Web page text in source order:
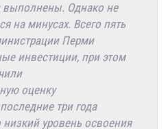
выполнены. Однако не
на минусах. Всего пять
Перми
инвестиции, при этом
оценку
три года
уровень освоения